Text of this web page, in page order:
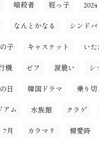
暗殺者 姪っ子 2024
なんとかなる シンドバ
子 キャスケット い
機 ゼフ 涙脆い シ
日 韓国ドラマ 乗り切
アム 水族館 クラゲ
7月 カラマリ 柳愛時